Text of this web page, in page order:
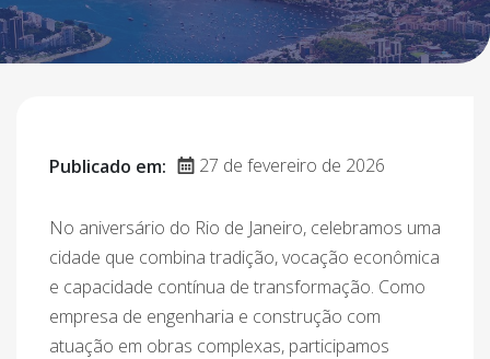
Publicado em: 27 de fevereiro de 2026
No aniversário do Rio de Janeiro, celebramos uma
cidade que combina tradição, vocação econômica
e capacidade contínua de transformação. Como
empresa de engenharia e construção com
atuação em obras complexas, participamos